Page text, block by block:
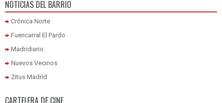
NOTICIAS DEL BARRIO
Crónica Norte
Fuencarral El Pardo
Madridiario
Nuevos Vecinos
Zitus Madrid
CARTELERA DE CINE